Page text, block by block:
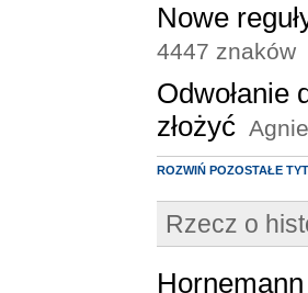
Nowe
4447 znaków
Odwołanie
złożyć
ROZWIŃ POZOSTAŁE
Rzecz o